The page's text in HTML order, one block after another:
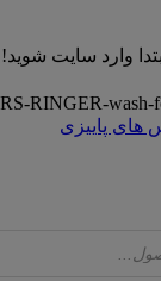
وارد سایت شوید!
RINGER-wash-
های پاییزی